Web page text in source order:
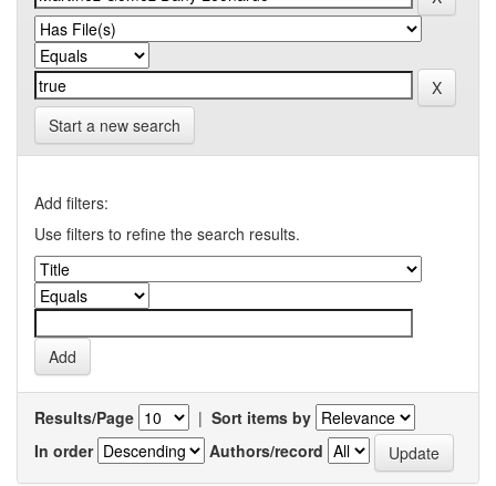
Start a new search
Add filters:
Use filters to refine the search results.
Results/Page | Sort items by
In order
Authors/record